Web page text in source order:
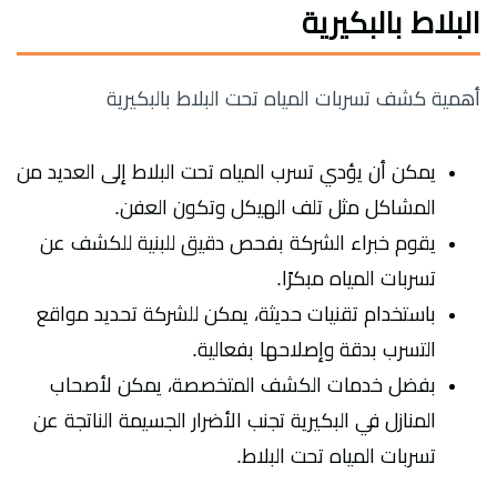
البلاط بالبكيرية
أهمية كشف تسربات المياه تحت البلاط بالبكيرية
يمكن أن يؤدي تسرب المياه تحت البلاط إلى العديد من
المشاكل مثل تلف الهيكل وتكون العفن.
يقوم خبراء الشركة بفحص دقيق للبنية للكشف عن
تسربات المياه مبكرًا.
باستخدام تقنيات حديثة، يمكن للشركة تحديد مواقع
التسرب بدقة وإصلاحها بفعالية.
بفضل خدمات الكشف المتخصصة، يمكن لأصحاب
المنازل في البكيرية تجنب الأضرار الجسيمة الناتجة عن
تسربات المياه تحت البلاط.